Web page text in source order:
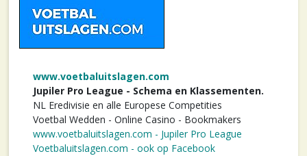
www.voetbaluitslagen.com
Jupiler Pro League - Schema en Klassementen.
NL Eredivisie en alle Europese Competities
Voetbal Wedden - Online Casino - Bookmakers
www.voetbaluitslagen.com - Jupiler Pro League
Voetbaluitslagen.com - ook op Facebook